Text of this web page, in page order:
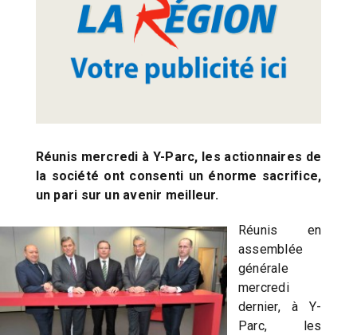
Réunis mercredi à Y-Parc, les actionnaires de
la société ont consenti un énorme sacrifice,
un pari sur un avenir meilleur.
Réunis en
assemblée
générale
mercredi
dernier, à Y-
Parc, les